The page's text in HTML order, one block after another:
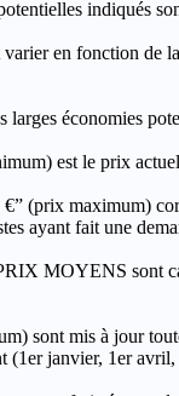
indiqués
en fonction de
économies
est le prix actuel
maximum)
ayant fait une
MOYENS sont
mis à jour
(1er janvier, 1er